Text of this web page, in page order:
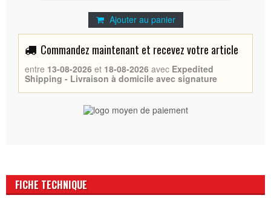
Ajouter au panier
Commandez maintenant et recevez votre article
entre 13-08-2026 et 18-08-2026 avec Expedited
Shipping - Livraison à domicile avec signature
FICHE TECHNIQUE